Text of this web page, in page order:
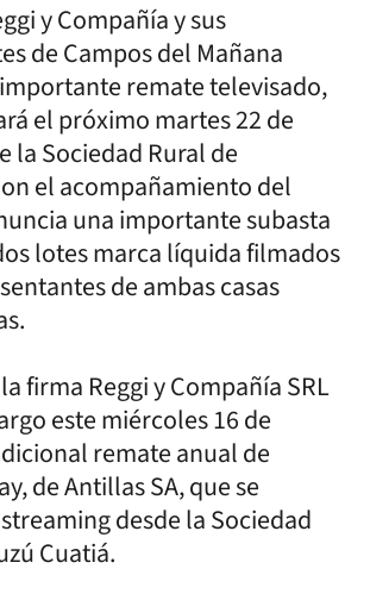
y Compañía y sus
de Campos del Mañana
remate televisado,
el próximo martes 22 de
la Sociedad Rural de
el acompañamiento del
una importante subasta
lotes marca líquida filmados
de ambas casas
firma Reggi y Compañía SRL
este miércoles 16 de
remate anual de
de Antillas SA, que se
desde la Sociedad
Cuatiá.